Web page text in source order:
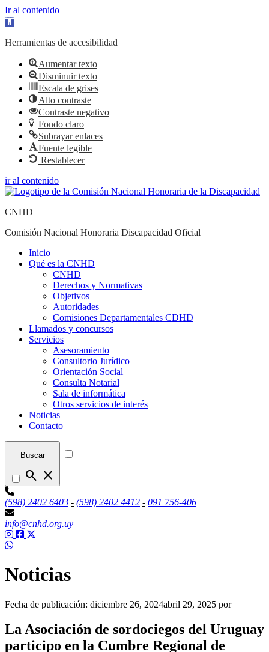
Ir al contenido
Abrir barra de herramientas
Herramientas de accesibilidad
Aumentar texto
Disminuir texto
Escala de grises
Alto contraste
Contraste negativo
Fondo claro
Subrayar enlaces
Fuente legible
Restablecer
ir al contenido
CNHD
Comisión Nacional Honoraria Discapacidad Oficial
Inicio
Qué es la CNHD
CNHD
Derechos y Normativas
Objetivos
Autoridades
Comisiones Departamentales CDHD
Llamados y concursos
Servicios
Asesoramiento
Consultorio Jurídico
Orientación Social
Consulta Notarial
Sala de informática
Otros servicios de interés
Noticias
Contacto
Buscar
search close
(598) 2402 6403 - (598) 2402 4412 - 091 756-406
info@cnhd.org.uy
Noticias
Fecha de publicación: diciembre 26, 2024abril 29, 2025 por
La Asociación de sordociegos del Uruguay
participo en la Cumbre Regional de